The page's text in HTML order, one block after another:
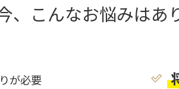
、こんなお悩みはあ
が必要